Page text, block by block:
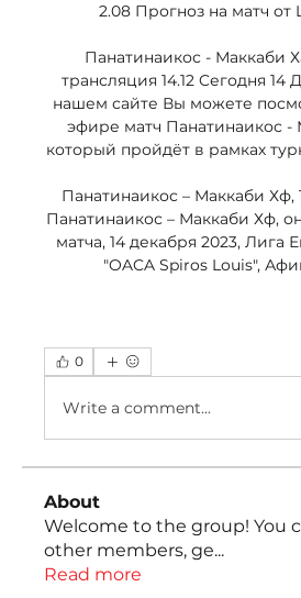
2.08 Прогноз на матч от
Панатинаикос - Маккаби
трансляция 14.12 Cегодня 14
нашем сайте Вы можете
эфире матч Панатинаикос -
который пройдёт в рамках
Панатинаикос – Маккаби Хф,
Панатинаикос – Маккаби Хф,
матча, 14 декабря 2023, Лига
"OACA Spiros Louis",
0
Write a comment...
About
Welcome to the group! You
other members, ge...
Read more